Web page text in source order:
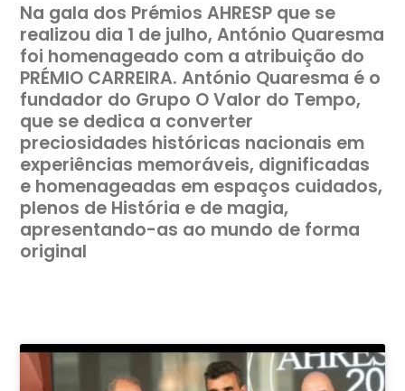
Na gala dos Prémios AHRESP que se
realizou dia 1 de julho, António Quaresma
foi homenageado com a atribuição do
PRÉMIO CARREIRA. António Quaresma é o
fundador do Grupo O Valor do Tempo,
que se dedica a converter
preciosidades históricas nacionais em
experiências memoráveis, dignificadas
e homenageadas em espaços cuidados,
plenos de História e de magia,
apresentando-as ao mundo de forma
original